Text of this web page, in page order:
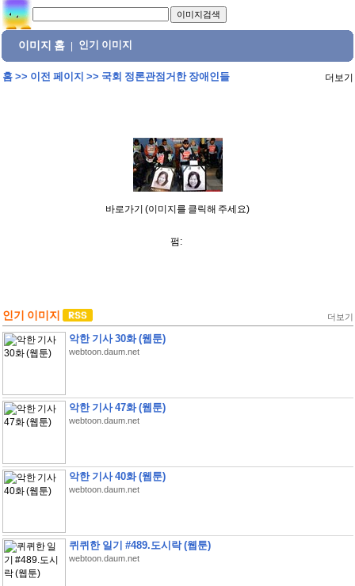
이미지 홈 인기 이미지
홈>> 이전 페이지 >> 국회 정론관점거한 장애인들 더보기
바로가기 (이미지를 클릭해 주세요)
펌:
인기 이미지 더보기
악한 기사 30화 (웹툰)
webtoon.daum.net
악한 기사 47화 (웹툰)
webtoon.daum.net
악한 기사 40화 (웹툰)
webtoon.daum.net
퀴퀴한 일기 #489.도시락 (웹툰)
webtoon.daum.net